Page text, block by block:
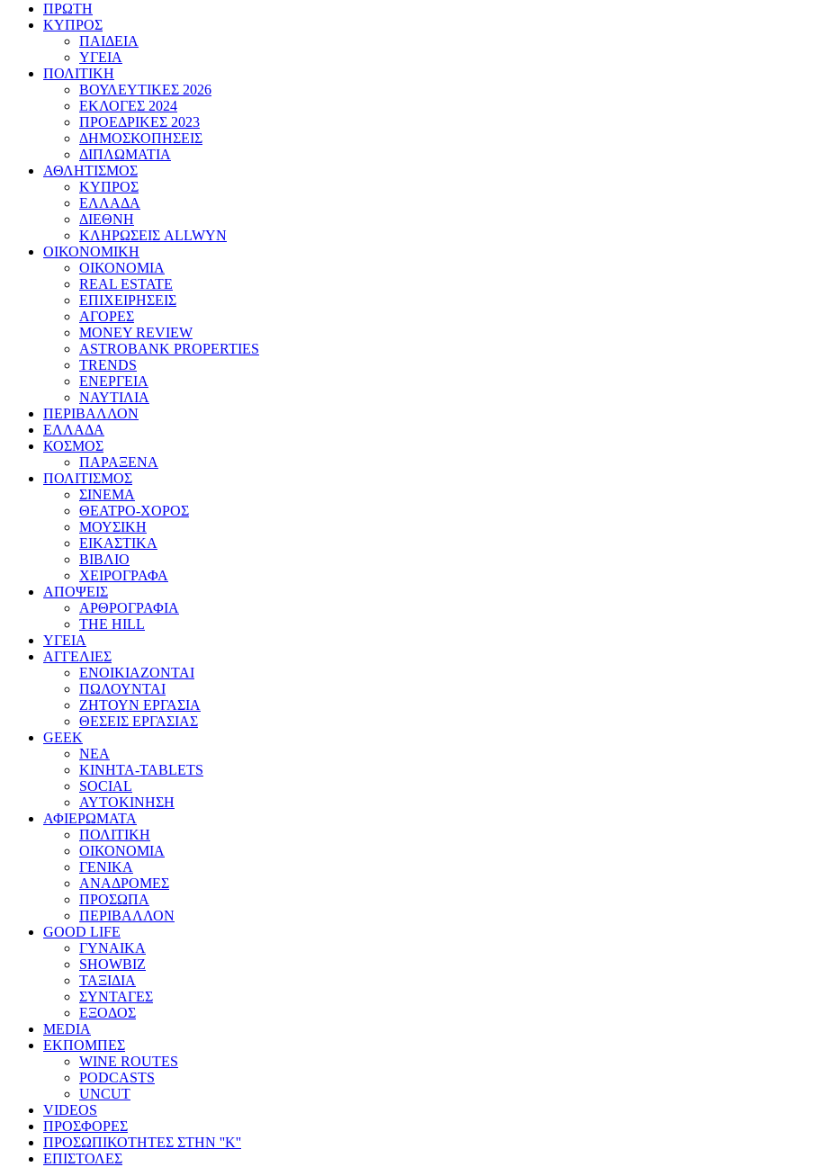
ΠΡΩΤΗ
ΚΥΠΡΟΣ
ΠΑΙΔΕΙΑ
ΥΓΕΙΑ
ΠΟΛΙΤΙΚΗ
ΒΟΥΛΕΥΤΙΚΕΣ 2026
ΕΚΛΟΓΕΣ 2024
ΠΡΟΕΔΡΙΚΕΣ 2023
ΔΗΜΟΣΚΟΠΗΣΕΙΣ
ΔΙΠΛΩΜΑΤΙΑ
ΑΘΛΗΤΙΣΜΟΣ
ΚΥΠΡΟΣ
ΕΛΛΑΔΑ
ΔΙΕΘΝΗ
ΚΛΗΡΩΣΕΙΣ ALLWYN
ΟΙΚΟΝΟΜΙΚΗ
ΟΙΚΟΝΟΜΙΑ
REAL ESTATE
ΕΠΙΧΕΙΡΗΣΕΙΣ
ΑΓΟΡΕΣ
MONEY REVIEW
ASTROBANK PROPERTIES
TRENDS
ΕΝΕΡΓΕΙΑ
ΝΑΥΤΙΛΙΑ
ΠΕΡΙΒΑΛΛΟΝ
ΕΛΛΑΔΑ
ΚΟΣΜΟΣ
ΠΑΡΑΞΕΝΑ
ΠΟΛΙΤΙΣΜΟΣ
ΣΙΝΕΜΑ
ΘΕΑΤΡΟ-ΧΟΡΟΣ
ΜΟΥΣΙΚΗ
ΕΙΚΑΣΤΙΚΑ
ΒΙΒΛΙΟ
ΧΕΙΡΟΓΡΑΦΑ
ΑΠΟΨΕΙΣ
ΑΡΘΡΟΓΡΑΦΙΑ
THE HILL
ΥΓΕΙΑ
ΑΓΓΕΛΙΕΣ
ΕΝΟΙΚΙΑΖΟΝΤΑΙ
ΠΩΛΟΥΝΤΑΙ
ΖΗΤΟΥΝ ΕΡΓΑΣΙΑ
ΘΕΣΕΙΣ ΕΡΓΑΣΙΑΣ
GEEK
ΝΕΑ
ΚΙΝΗΤΑ-TABLETS
SOCIAL
ΑΥΤΟΚΙΝΗΣΗ
ΑΦΙΕΡΩΜΑΤΑ
ΠΟΛΙΤΙΚΗ
ΟΙΚΟΝΟΜΙΑ
ΓΕΝΙΚΑ
ΑΝΑΔΡΟΜΕΣ
ΠΡΟΣΩΠΑ
ΠΕΡΙΒΑΛΛΟΝ
GOOD LIFE
ΓΥΝΑΙΚΑ
SHOWBIZ
ΤΑΞΙΔΙΑ
ΣΥΝΤΑΓΕΣ
ΕΞΟΔΟΣ
MEDIA
ΕΚΠΟΜΠΕΣ
WINE ROUTES
PODCASTS
UNCUT
VIDEOS
ΠΡΟΣΦΟΡΕΣ
ΠΡΟΣΩΠΙΚΟΤΗΤΕΣ ΣΤΗΝ ''Κ''
ΕΠΙΣΤΟΛΕΣ